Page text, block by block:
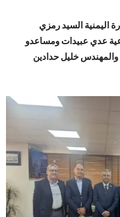
اليمنية السيد رمزي
عدي عبيدات ومساعدو
والمهندس خليل حدادين